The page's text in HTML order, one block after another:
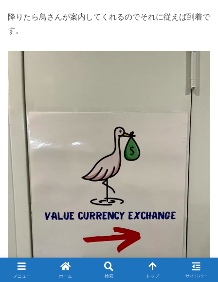
降りたら鳥さんが案内してくれるのでそれに従えば到着で
す。
メニュー ホーム 検索 トップ サイドバー